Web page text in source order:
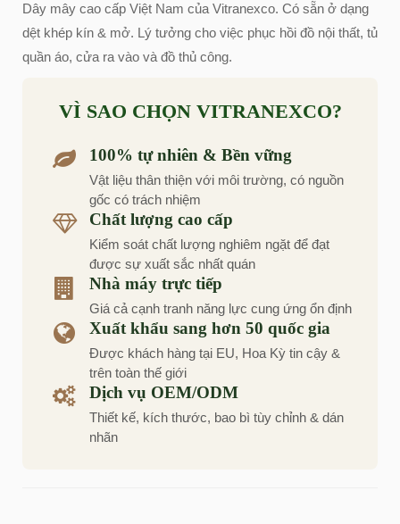
Dây mây cao cấp Việt Nam của Vitranexco. Có sẵn ở dạng
dệt khép kín & mở. Lý tưởng cho việc phục hồi đồ nội thất, tủ
quần áo, cửa ra vào và đồ thủ công.
VÌ SAO CHỌN VITRANEXCO?
100% tự nhiên & Bền vững
Vật liệu thân thiện với môi trường, có nguồn
gốc có trách nhiệm
Chất lượng cao cấp
Kiểm soát chất lượng nghiêm ngặt để đạt
được sự xuất sắc nhất quán
Nhà máy trực tiếp
Giá cả cạnh tranh năng lực cung ứng ổn định
Xuất khẩu sang hơn 50 quốc gia
Được khách hàng tại EU, Hoa Kỳ tin cậy &
trên toàn thế giới
Dịch vụ OEM/ODM
Thiết kế, kích thước, bao bì tùy chỉnh & dán
nhãn